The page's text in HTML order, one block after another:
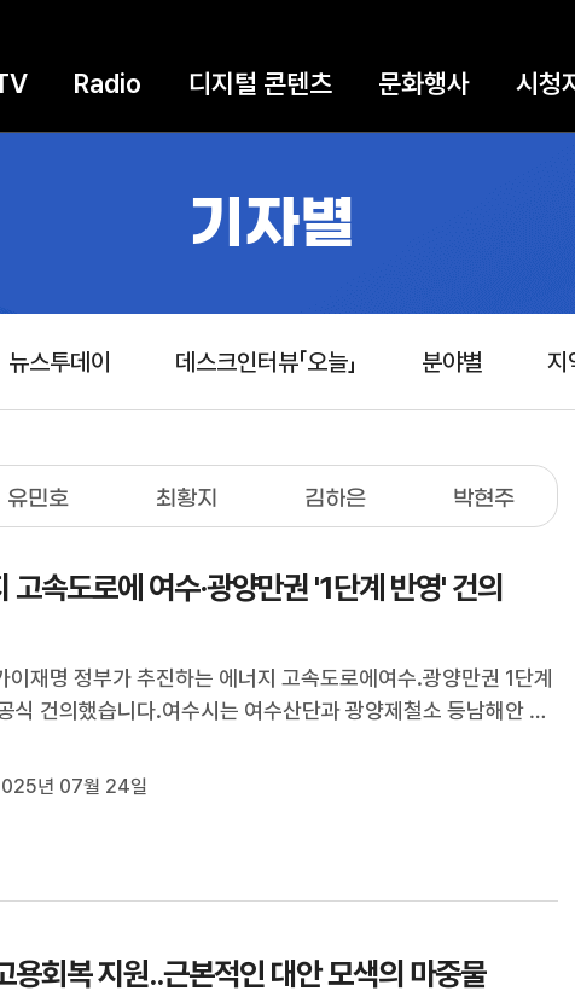
Radio 디지털 콘텐츠 문화행사 시청
기자별
뉴스투데이 데스크인터뷰「오늘」 분야별 지
유민호 최황지 김하은 박현주
고속도로에 여수·광양만권 '1단계 반영' 건의
이재명 정부가 추진하는 에너지 고속도로에여수.광양만권 1단계
식 건의했습니다.여수시는 여수산단과 광양제철소 등남해안 중
고속도로 1단계 사업에여수.광양만권을 포함시켜 달라며,국정
년 07월 24일
용회복 지원..근본적인 대안 모색의 마중물